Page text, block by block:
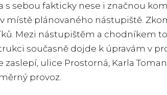
s sebou fakticky nese i značnou
místě plánovaného nástupiště.
Mezi nástupištěm a chodníkem
současně dojde k úpravám v
zaslepí, ulice Prostorná, Karla
provoz.